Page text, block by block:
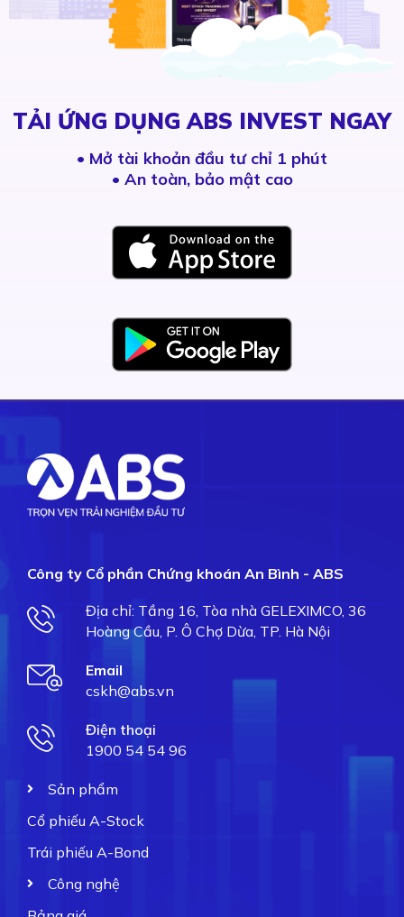
TẢI ỨNG DỤNG ABS INVEST NGAY
• Mở tài khoản đầu tư chỉ 1 phút
• An toàn, bảo mật cao
Công ty Cổ phần Chứng khoán An Bình - ABS
Địa chỉ: Tầng 16, Tòa nhà GELEXIMCO, 36
Hoàng Cầu, P. Ô Chợ Dừa, TP. Hà Nội
Email
cskh@abs.vn
Điện thoại
1900 54 54 96
Sản phẩm
Cổ phiếu A-Stock
Trái phiếu A-Bond
Công nghệ